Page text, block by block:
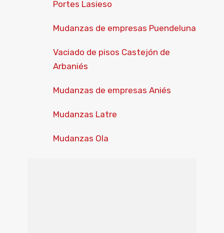
Portes Lasieso
Mudanzas de empresas Puendeluna
Vaciado de pisos Castejón de
Arbaniés
Mudanzas de empresas Aniés
Mudanzas Latre
Mudanzas Ola